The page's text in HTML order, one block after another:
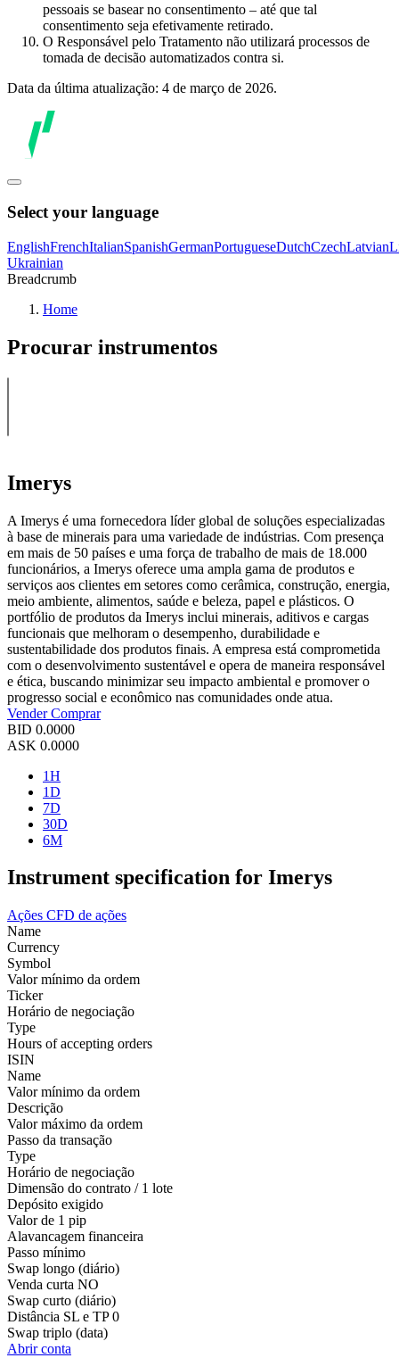
pessoais se basear no consentimento – até que tal
consentimento seja efetivamente retirado.
O Responsável pelo Tratamento não utilizará processos de
tomada de decisão automatizados contra si.
Data da última atualização: 4 de março de 2026.
Select your language
EnglishFrenchItalianSpanishGermanPortugueseDutchCzechLatvian
Ukrainian
Breadcrumb
Home
Procurar instrumentos
Imerys
A Imerys é uma fornecedora líder global de soluções especializadas
à base de minerais para uma variedade de indústrias. Com presença
em mais de 50 países e uma força de trabalho de mais de 18.000
funcionários, a Imerys oferece uma ampla gama de produtos e
serviços aos clientes em setores como cerâmica, construção, energia,
meio ambiente, alimentos, saúde e beleza, papel e plásticos. O
portfólio de produtos da Imerys inclui minerais, aditivos e cargas
funcionais que melhoram o desempenho, durabilidade e
sustentabilidade dos produtos finais. A empresa está comprometida
com o desenvolvimento sustentável e opera de maneira responsável
e ética, buscando minimizar seu impacto ambiental e promover o
progresso social e econômico nas comunidades onde atua.
VenderComprar
BID 0.0000
ASK 0.0000
1H
1D
7D
30D
6M
Instrument specification for Imerys
Ações CFD de ações
Name
Currency
Symbol
Valor mínimo da ordem
Ticker
Horário de negociação
Type
Hours of accepting orders
ISIN
Name
Valor mínimo da ordem
Descrição
Valor máximo da ordem
Passo da transação
Type
Horário de negociação
Dimensão do contrato / 1 lote
Depósito exigido
Valor de 1 pip
Alavancagem financeira
Passo mínimo
Swap longo (diário)
Venda curta NO
Swap curto (diário)
Distância SL e TP 0
Swap triplo (data)
Abrir conta